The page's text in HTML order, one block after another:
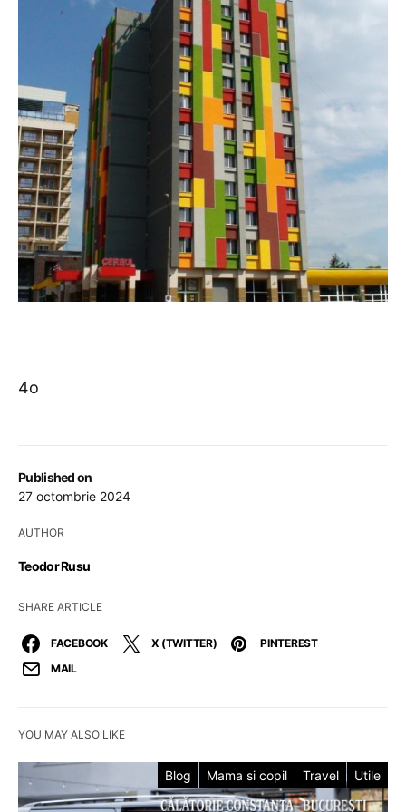
Published on
27 octombrie 2024
AUTHOR
Teodor Rusu
SHARE ARTICLE
FACEBOOK X (TWITTER)
PINTEREST
MAIL
4o
YOU MAY ALSO LIKE
Blog Mama si copil Travel Utile